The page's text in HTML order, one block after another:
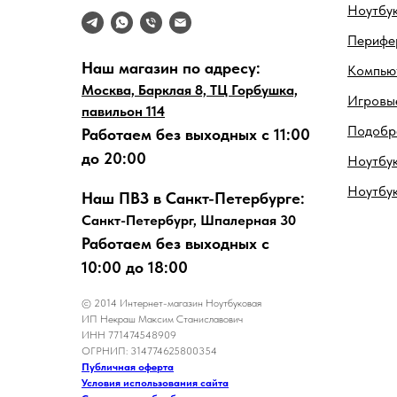
Наш магазин по адресу:
Москва, Барклая 8, ТЦ Горбушка,
павильон 114
Работаем без выходных с 11:00
до 20:00
Наш ПВЗ в Санкт-Петербурге:
Санкт-Петербург, Шпалерная 30
Работаем без выходных с
10:00 до 18:00
© 2014 Интернет-магазин Ноутбуковая
ИП Некраш Максим Станиславович
ИНН 771474548909
ОГРНИП: 314774625800354
Публичная оферта
Условия использования сайта